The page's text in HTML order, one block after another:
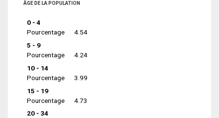
ÂGE DE LA POPULATION
0 - 4
Pourcentage
4.54
5 - 9
Pourcentage
4.24
10 - 14
Pourcentage
3.99
15 - 19
Pourcentage
4.73
20 - 34